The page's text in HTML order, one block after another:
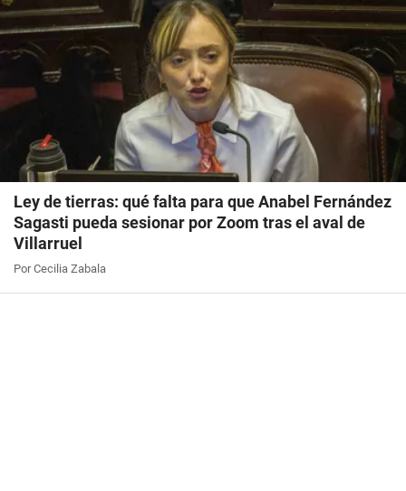
Ley de tierras: qué falta para que Anabel Fernández
Sagasti pueda sesionar por Zoom tras el aval de
Villarruel
Por Cecilia Zabala